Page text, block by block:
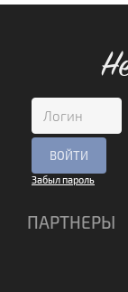
Забыл пароль
ПАРТНЕРЫ